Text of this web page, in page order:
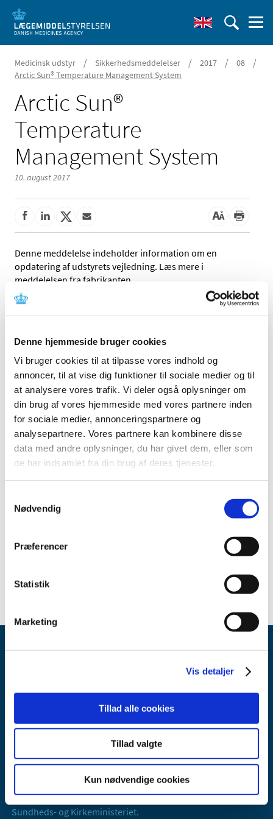
Denne hjemmeside bruger cookies
Vi bruger cookies til at tilpasse vores indhold og
annoncer, til at vise dig funktioner til sociale medier og til
at analysere vores trafik. Vi deler også oplysninger om
din brug af vores hjemmeside med vores partnere inden
for sociale medier, annonceringspartnere og
analysepartnere. Vores partnere kan kombinere disse
data med andre oplysninger, du har givet dem, eller som
de har indsamlet fra din brug af deres tjenester.
Nødvendig
Præferencer
Statistik
Marketing
Vis detaljer
Tillad alle cookies
Tillad valgte
Kun nødvendige cookies
Medicinsk udstyr / Sikkerhedsmeddelelser / 2017 / 08 /
Arctic Sun® Temperature Management System
Arctic Sun®
Temperature
Management System
10. august 2017
Denne meddelelse indeholder information om en
opdatering af udstyrets vejledning. Læs mere i
meddelelsen fra fabrikanten.
Referencer
Produkt: Arctic Sun® Temperature Management
System
Fabrikant: Medivance
Fabrikantens referencenummer: FA2017-14
Lægemiddelstyrelsens sagsnummer: 2017081346
Emner
Medicinsk udstyr
Relateret indhold
Management System
Lægemiddelstyrelsen
Email:dkma@dkma.dk
Lægemiddelstyrelsen er en del af
Sundheds- og Kirkeministeriet.